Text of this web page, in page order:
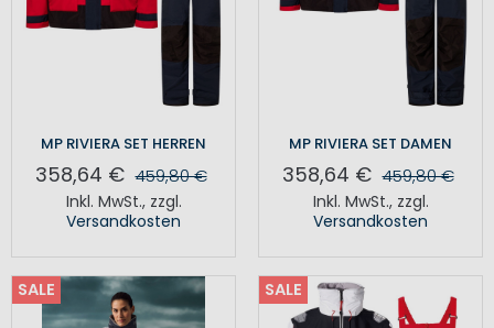
MP RIVIERA SET HERREN
358,64 € 459,80 €
Inkl. MwSt., zzgl.
Versandkosten
MP RIVIERA SET DAMEN
358,64 € 459,80 €
Inkl. MwSt., zzgl.
Versandkosten
SALE SALE